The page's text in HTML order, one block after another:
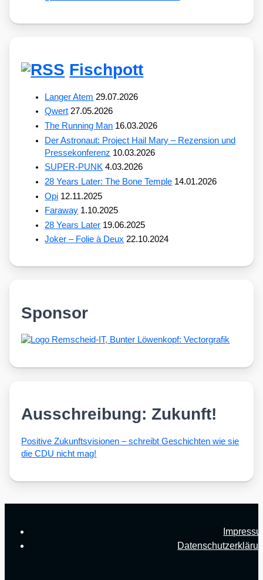
Fischpott
Langer Atem 29.07.2026
Qwert 27.05.2026
The Running Man 16.03.2026
Der Astronaut: Project Hail Mary – Rezension und
Pressekonferenz 10.03.2026
SUPER-PUNK 4.03.2026
28 Years Later: The Bone Temple 14.01.2026
Opi 12.11.2025
Faraway 1.10.2025
28 Years Later 19.06.2025
Joker – Folie à Deux 22.10.2024
Sponsor
Ausschreibung: Zukunft!
Posi­ti­ve Zukunfts­vi­sio­nen – schreibt Geschich­ten wie sie
die CDU nicht mag!